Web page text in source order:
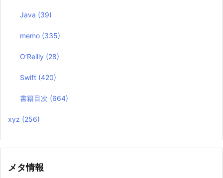
Java (39)
memo (335)
O’Reilly (28)
Swift (420)
書籍目次 (664)
xyz (256)
メタ情報